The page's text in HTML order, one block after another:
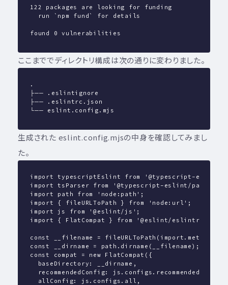
122 packages are looking for funding
  run `npm fund` for details
found 0 vulnerabilities
ここまででディレクトリ構成は次の通りに変わりました。
.
├── .eslintignore
├── .eslintrc.json
└── eslint.config.mjs
生成された eslint.config.mjsの中身を確認してみまし
た。
import typescriptEslint from '@typescript-
import tsParser from '@typescript-eslint/parser';
import path from 'node:path';
import { fileURLToPath } from 'node:url';
import js from '@eslint/js';
import { FlatCompat } from '@eslint/eslintrc';
const __filename = fileURLToPath(import.meta.url);
const __dirname = path.dirname(__filename);
const compat = new FlatCompat({
  baseDirectory: __dirname,
  recommendedConfig: js.configs.recommended,
  allConfig: js.configs.all,